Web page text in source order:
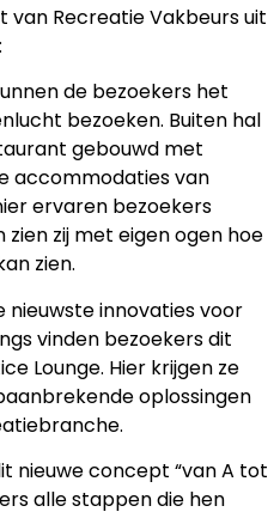
Recreatie Vakbeurs uit
de bezoekers het
bezoeken. Buiten hal
gebouwd met
accommodaties van
ervaren bezoekers
zij met eigen ogen hoe
zien.
nieuwste innovaties voor
vinden bezoekers dit
Lounge. Hier krijgen ze
oplossingen
nieuwe concept “van A tot
alle stappen die hen